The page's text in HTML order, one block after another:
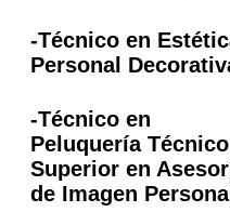
-Técnico en
Personal
-Técnico en
Peluquería Técnico
Superior en
de Imagen Personal